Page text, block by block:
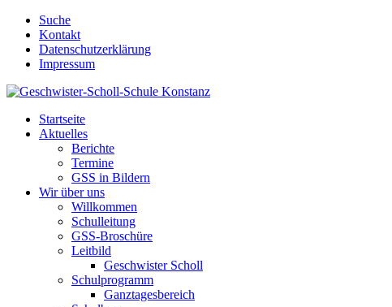
Suche
Kontakt
Datenschutzerklärung
Impressum
Startseite
Aktuelles
Berichte
Termine
GSS in Bildern
Wir über uns
Willkommen
Schulleitung
GSS-Broschüre
Leitbild
Geschwister Scholl
Schulprogramm
Ganztagesbereich